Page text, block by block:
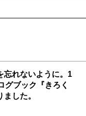
忘れないように。1
グブック『きろく
した。